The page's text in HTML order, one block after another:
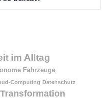
im Alltag
Fahrzeuge
Computing Datenschutz